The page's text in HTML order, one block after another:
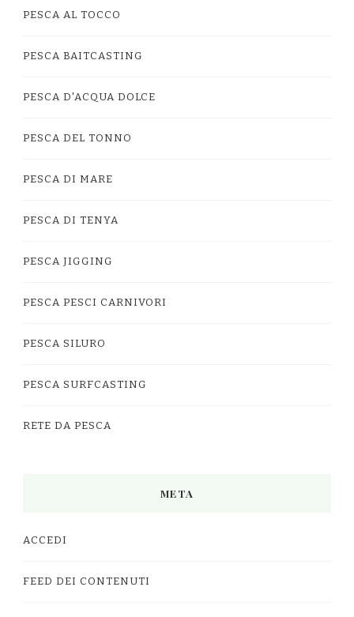
PESCA AL TOCCO
PESCA BAITCASTING
PESCA D'ACQUA DOLCE
PESCA DEL TONNO
PESCA DI MARE
PESCA DI TENYA
PESCA JIGGING
PESCA PESCI CARNIVORI
PESCA SILURO
PESCA SURFCASTING
RETE DA PESCA
META
ACCEDI
FEED DEI CONTENUTI